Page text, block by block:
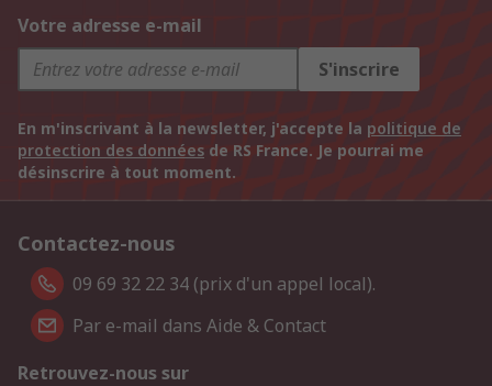
Votre adresse e-mail
S'inscrire
En m'inscrivant à la newsletter, j'accepte la politique de
protection des données de RS France. Je pourrai me
désinscrire à tout moment.
Contactez-nous
09 69 32 22 34 (prix d'un appel local).
Par e-mail dans Aide & Contact
Retrouvez-nous sur